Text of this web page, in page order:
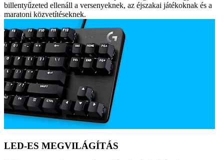
billentyűzeted ellenáll a versenyeknek, az éjszakai játékoknak és a
maratoni közvetítéseknek.
LED-ES MEGVILÁGÍTÁS